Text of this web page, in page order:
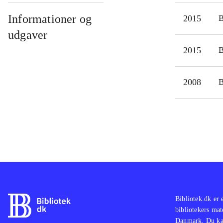
Informationer og
udgaver
2015
2015
2008
Bibliotek.dk er
bibliotekers
Danmark. Du